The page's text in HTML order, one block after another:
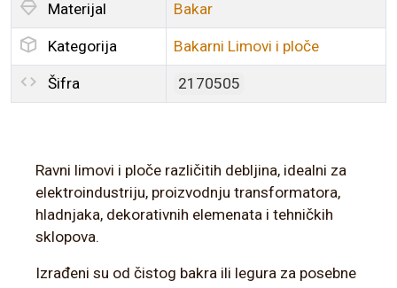
Materijal Bakar
Kategorija Bakarni Limovi i ploče
Šifra 2170505
Ravni limovi i ploče različitih debljina, idealni za
elektroindustriju, proizvodnju transformatora,
hladnjaka, dekorativnih elemenata i tehničkih
sklopova.
Izrađeni su od čistog bakra ili legura za posebne